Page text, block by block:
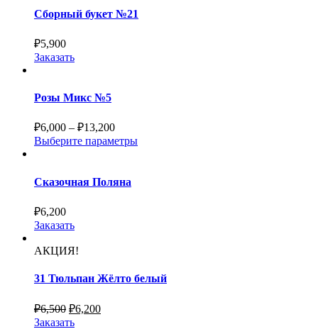
Сборный букет №21
₽5,900
Заказать
Розы Микс №5
₽6,000 – ₽13,200
Выберите параметры
Сказочная Поляна
₽6,200
Заказать
АКЦИЯ!
31 Тюльпан Жёлто белый
₽6,500 ₽6,200
Заказать